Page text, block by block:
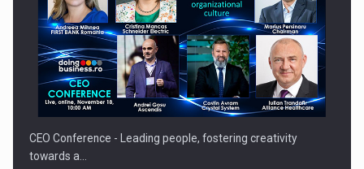
CEO Conference - Leading people, fostering creativity
towards a…